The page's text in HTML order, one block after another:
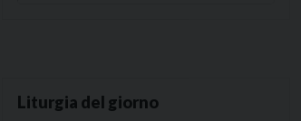
Liturgia del giorno